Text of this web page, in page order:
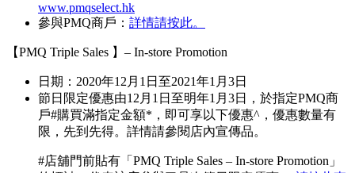
www.pmqselect.hk
參與PMQ商戶： 詳情請按此。
【PMQ Triple Sales 】– In-store Promotion
日期：2020年12月1日至2021年1月3日
節日限定優惠由12月1日至明年1月3日，於指定PMQ商
戶#購買滿指定金額*，即可享以下優惠^，優惠數量有
限，先到先得。詳情請參閱店內宣傳品。
#店舖門前貼有「PMQ Triple Sales – In-store Promotion」